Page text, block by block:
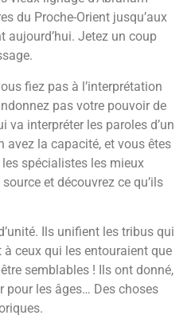
du Proche-Orient jusqu’aux
aujourd’hui. Jetez un coup
fiez pas à l’interprétation
pas votre pouvoir de
va interpréter les paroles d’un
avez la capacité, et vous êtes
spécialistes les mieux
et découvrez ce qu’ils
Ils unifient les tribus qui
ceux qui les entouraient que
semblables ! Ils ont donné,
pour les âges… Des choses